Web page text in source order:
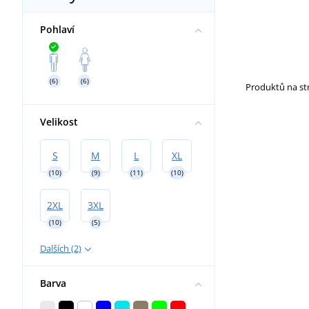
Pohlaví
(6) (6)
Velikost
S
(10)
M
(9)
L
(11)
XL
(10)
2XL
(10)
3XL
(5)
Dalších (2)
Barva
Produktů na